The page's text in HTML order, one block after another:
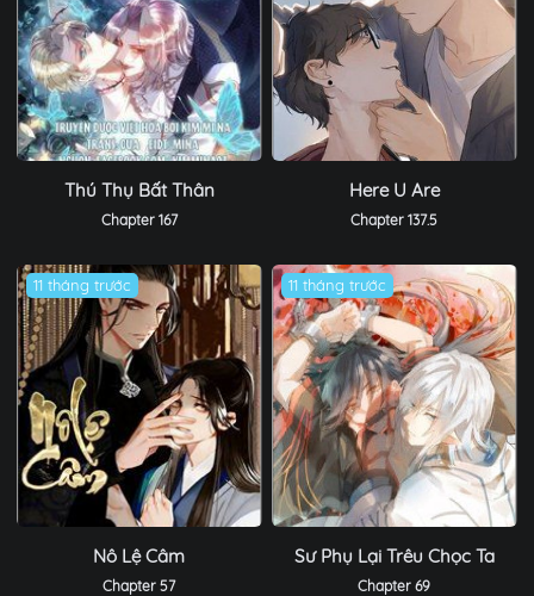
Thú Thụ Bất Thân
Chapter 167
Here U Are
Chapter 137.5
11 tháng trước
Nô Lệ Câm
Chapter 57
11 tháng trước
Sư Phụ Lại Trêu Chọc Ta
Chapter 69